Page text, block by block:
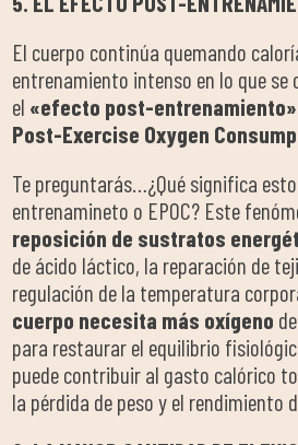
El cuerpo continúa quemando
entrenamiento intenso en lo que se
el «efecto post-entrenamiento»
Post-Exercise Oxygen
Te preguntarás…¿Qué significa
entrenamineto o EPOC? Este
reposición de sustratos
de ácido láctico, la reparación de
regulación de la temperatura
cuerpo necesita más oxígeno
para restaurar el equilibrio
puede contribuir al gasto calórico
la pérdida de peso y el rendimiento